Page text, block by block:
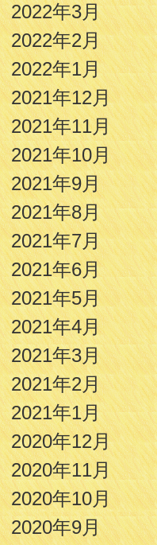
2022年3月
2022年2月
2022年1月
2021年12月
2021年11月
2021年10月
2021年9月
2021年8月
2021年7月
2021年6月
2021年5月
2021年4月
2021年3月
2021年2月
2021年1月
2020年12月
2020年11月
2020年10月
2020年9月